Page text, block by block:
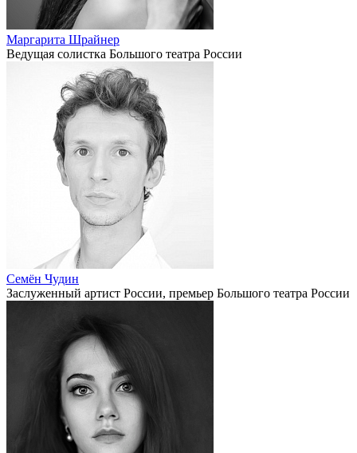
Маргарита Шрайнер
Ведущая солистка Большого театра России
Семён Чудин
Заслуженный артист России, премьер Большого театра России